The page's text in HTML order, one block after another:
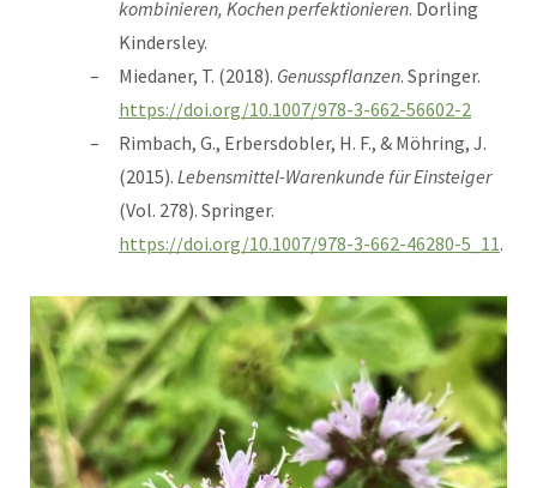
kombinieren, Kochen perfektionieren. Dorling
Kindersley.
Miedaner, T. (2018). Genusspflanzen. Springer.
https://doi.org/10.1007/978-3-662-56602-2
Rimbach, G., Erbersdobler, H. F., & Möhring, J.
(2015). Lebensmittel-Warenkunde für Einsteiger
(Vol. 278). Springer.
https://doi.org/10.1007/978-3-662-46280-5_11.